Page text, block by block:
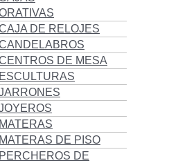
DE RELOJES
DE MESA
ESCULTURAS
MATERAS
MATERAS DE PISO
PERCHEROS DE